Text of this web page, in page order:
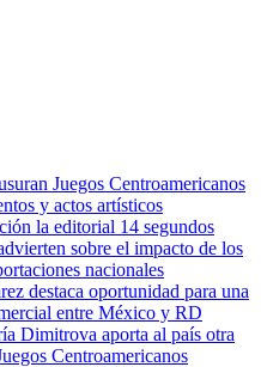
Juegos Centroamericanos
y actos artísticos
la editorial 14 segundos
sobre el impacto de los
nacionales
destaca oportunidad para una
entre México y RD
Dimitrova aporta al país otra
Centroamericanos